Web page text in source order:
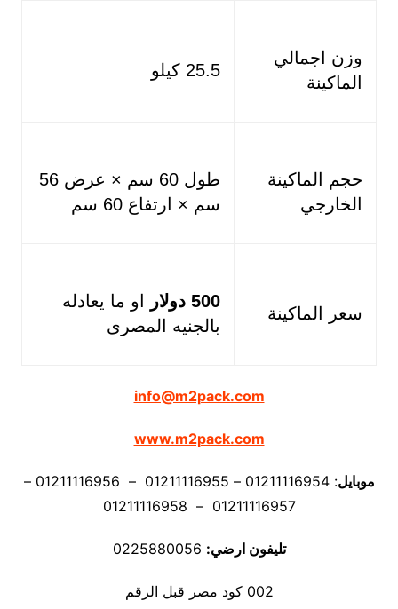
وزن اجمالي
الماكينة
25.5 كيلو
حجم الماكينة
الخارجي
طول 60 سم × عرض 56
سم × ارتفاع 60 سم
سعر الماكينة
500 دولار
او ما يعادله
بالجنيه المصرى
info@m2pack.com
www.m2pack.com
موبايل
: 01211116954 – 01211116955 – 01211116956 –
01211116957 – 01211116958
تليفون ارضي:
002 كود مصر قبل الرقم